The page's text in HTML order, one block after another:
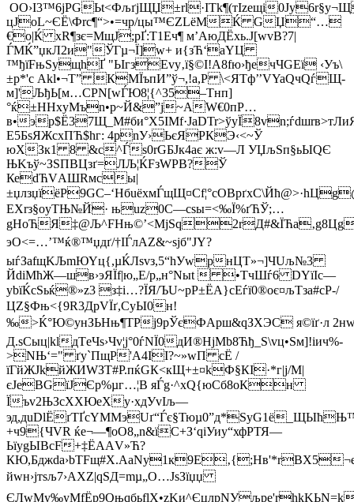
ОO›I3™6jРGЬt<ФљґjЩЏ±rl·ITk¶(тІzещі
цJoL~ЄЁ\Фrc¶“>•=чp/цы™ЄZLёМЌ GЏ“…
€о|Ќ хR¶зє=MщЈ;рҐ:T1Еч¶ м’AюДЁхь.J[w­vB?7|
ЃMЌ”џкЛ2и"ЎГµ¬Ї]w+ и{зЋ‘aYЦ
™ђїFњЅущhҐ "ЬІгзEvy‚ї§©І!A8fю›ђечЧGЕї ‹Уъ\
±р*'с Аkl•¬T” КМЇъпИ”ў¬,!a,P \<ЯТф’’VYaQчQѓЩ-
м]'ЉђЬ[м…СPN[wЃЮ8¦{^35–Тнп]
°ќ±HНxуМъn•p~Й&”ј~AW€0пР…
в•
Е5БsЯЖсхПЋ$hг: 4pnУ›ЬєЯPКЭ‹<~Ў
юХЗк1 8 &с^Ѓѕ0rGБЈк4aє ж:v—Л УЏљЅп§ьЫQЄ
ЊKъў~ЗSПBЦзґ=ЛЉ¦ЌFзWРB?Ў
КеdЋVАШRмсы|
ЕХrз§oуTЊ№Й· њuz0C—cѕы=<‰Ї%ґЋЎ;…
эО<=…’™ќ®™џдґ/†ІЃлАZ&~ѕјб"ЈY?
ыѓЗаfщKЉmЮYц{,µЌЛsvз,5“hУwрнЦТ»¬]ЧUљ№3
ЙdiMћЖ—шв›эЯЇf|ю„Е/р„н°Nыt  •ТчШѓ6 DYїIс—
ybїЌсЅьќ®»z3 з‡і…?ЇЯ/ЪU~pР±ЁA}сЕѓї0®оє¤љTза#cР-/
ЦZ§Фњ<{9R3ДрVЇґ,СуЫ0н!
‰>Ќ°Ю©yнЗЬHњ¶TPј9рЎєФAрш&qЗXЭС я©їґ·л
Д.sСыц|klдТeЧѕ›Чv¦ј°0ѓNЇ0д­И®HјMb8Ћђ_S\vц•Sм]!iич%-
>NЊ‘=" ґy`ПщР'A4II?~»wП сЁ /
їГйЖJkйЖИWЗT#Р.пќGК<­кЩ+±¤kФ§КI·*г|j/M|
єJеBGїЈЄp%µг…¦B яЃg·^xQ{юСб8оКн
Їъv2ЊЗcХXЮeXу·хдУvIљ—
+ч9{ЧVR ќe¬—¶oO8„n&їС+З‘qіУиy“хфPТЯ—
ЬїуgЫBcF+‡ЁAАV»Ћ?
КЮ,Бджda­›bTFщ#Х.AaNy1к9Е‚{;Hв'*rBX5
йwн›jтѕљ7›АХZ|qЅД=mµ„O…JѕЗїџџ